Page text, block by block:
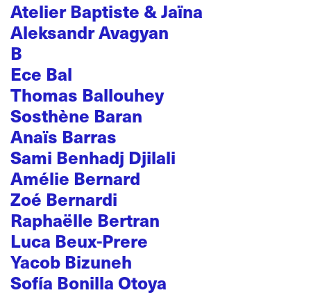
Atelier Baptiste & Jaïna
Aleksandr Avagyan
B
Ece Bal
Thomas Ballouhey
Sosthène Baran
Anaïs Barras
Sami Benhadj Djilali
Amélie Bernard
Zoé Bernardi
Raphaëlle Bertran
Luca Beux-Prere
Yacob Bizuneh
Sofía Bonilla Otoya